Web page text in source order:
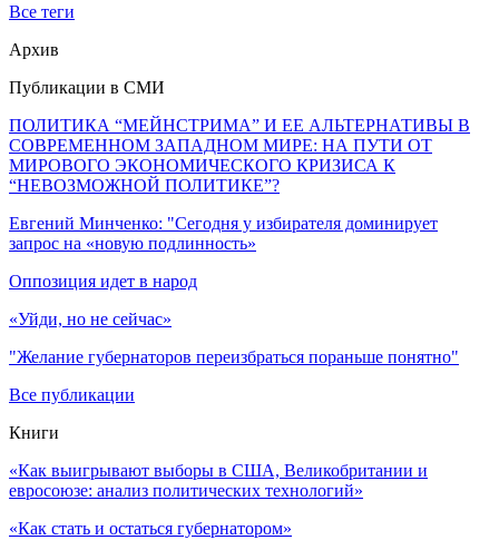
Все теги
Архив
Публикации в СМИ
ПОЛИТИКА “МЕЙНСТРИМА” И ЕЕ АЛЬТЕРНАТИВЫ В
СОВРЕМЕННОМ ЗАПАДНОМ МИРЕ: НА ПУТИ ОТ
МИРОВОГО ЭКОНОМИЧЕСКОГО КРИЗИСА К
“НЕВОЗМОЖНОЙ ПОЛИТИКЕ”?
Евгений Минченко: "Сегодня у избирателя доминирует
запрос на «новую подлинность»
Оппозиция идет в народ
«Уйди, но не сейчас»
"Желание губернаторов переизбраться пораньше понятно"
Все публикации
Книги
«Как выигрывают выборы в США, Великобритании и
евросоюзе: анализ политических технологий»
«Как стать и остаться губернатором»